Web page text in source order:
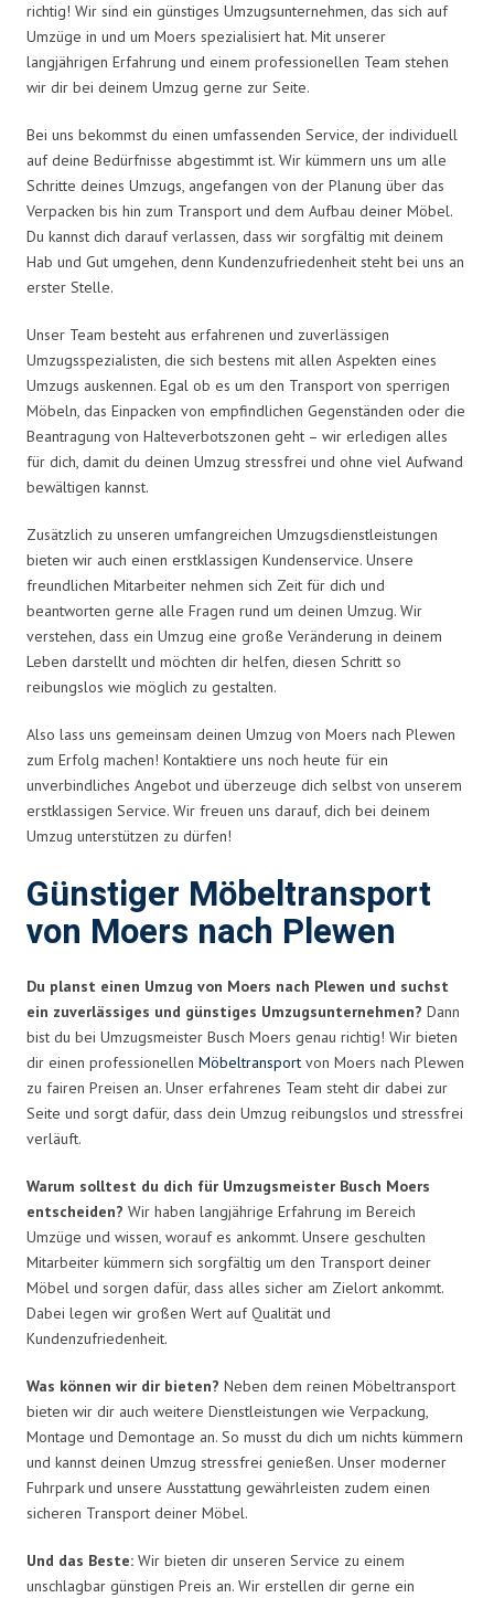
richtig! Wir sind ein günstiges Umzugsunternehmen, das sich auf
Umzüge in und um Moers spezialisiert hat. Mit unserer
langjährigen Erfahrung und einem professionellen Team stehen
wir dir bei deinem Umzug gerne zur Seite.
Bei uns bekommst du einen umfassenden Service, der individuell
auf deine Bedürfnisse abgestimmt ist. Wir kümmern uns um alle
Schritte deines Umzugs, angefangen von der Planung über das
Verpacken bis hin zum Transport und dem Aufbau deiner Möbel.
Du kannst dich darauf verlassen, dass wir sorgfältig mit deinem
Hab und Gut umgehen, denn Kundenzufriedenheit steht bei uns an
erster Stelle.
Unser Team besteht aus erfahrenen und zuverlässigen
Umzugsspezialisten, die sich bestens mit allen Aspekten eines
Umzugs auskennen. Egal ob es um den Transport von sperrigen
Möbeln, das Einpacken von empfindlichen Gegenständen oder die
Beantragung von Halteverbotszonen geht – wir erledigen alles
für dich, damit du deinen Umzug stressfrei und ohne viel Aufwand
bewältigen kannst.
Zusätzlich zu unseren umfangreichen Umzugsdienstleistungen
bieten wir auch einen erstklassigen Kundenservice. Unsere
freundlichen Mitarbeiter nehmen sich Zeit für dich und
beantworten gerne alle Fragen rund um deinen Umzug. Wir
verstehen, dass ein Umzug eine große Veränderung in deinem
Leben darstellt und möchten dir helfen, diesen Schritt so
reibungslos wie möglich zu gestalten.
Also lass uns gemeinsam deinen Umzug von Moers nach Plewen
zum Erfolg machen! Kontaktiere uns noch heute für ein
unverbindliches Angebot und überzeuge dich selbst von unserem
erstklassigen Service. Wir freuen uns darauf, dich bei deinem
Umzug unterstützen zu dürfen!
Günstiger Möbeltransport
von Moers nach Plewen
Du planst einen Umzug von Moers nach Plewen und suchst
ein zuverlässiges und günstiges Umzugsunternehmen? Dann
bist du bei Umzugsmeister Busch Moers genau richtig! Wir bieten
dir einen professionellen Möbeltransport von Moers nach Plewen
zu fairen Preisen an. Unser erfahrenes Team steht dir dabei zur
Seite und sorgt dafür, dass dein Umzug reibungslos und stressfrei
verläuft.
Warum solltest du dich für Umzugsmeister Busch Moers
entscheiden? Wir haben langjährige Erfahrung im Bereich
Umzüge und wissen, worauf es ankommt. Unsere geschulten
Mitarbeiter kümmern sich sorgfältig um den Transport deiner
Möbel und sorgen dafür, dass alles sicher am Zielort ankommt.
Dabei legen wir großen Wert auf Qualität und
Kundenzufriedenheit.
Was können wir dir bieten? Neben dem reinen Möbeltransport
bieten wir dir auch weitere Dienstleistungen wie Verpackung,
Montage und Demontage an. So musst du dich um nichts kümmern
und kannst deinen Umzug stressfrei genießen. Unser moderner
Fuhrpark und unsere Ausstattung gewährleisten zudem einen
sicheren Transport deiner Möbel.
Und das Beste: Wir bieten dir unseren Service zu einem
unschlagbar günstigen Preis an. Wir erstellen dir gerne ein